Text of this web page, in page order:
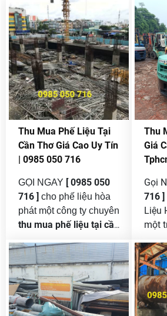
Thu Mua Phế Liệu Tại
Cần Thơ Giá Cao Uy Tín
| 0985 050 716
GỌI NGAY [ 0985 050
716 ] cho phế liệu hòa
phát một công ty chuyên
thu mua phế liệu tại cần
nhất . Trong bối cảnh
nhu cầu tái chế và bảo
vệ môi trường ngày
càng được chú trọng,
dịch vụthu mua phế
Thu
Giá
Gọi
716 ]
Liệu
một
vực
tại
cạnh
xe